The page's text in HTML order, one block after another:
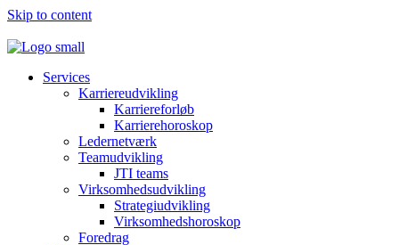
Skip to content
Services
Karriereudvikling
Karriereforløb
Karrierehoroskop
Ledernetværk
Teamudvikling
JTI teams
Virksomhedsudvikling
Strategiudvikling
Virksomhedshoroskop
Foredrag